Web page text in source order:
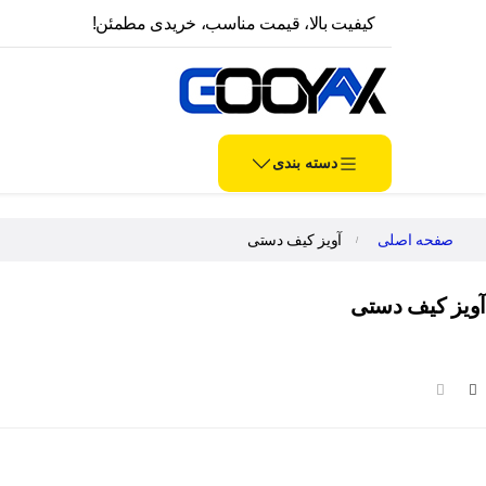
کیفیت بالا، قیمت مناسب، خریدی مطمئن!
دسته بندی
صفحه اصلی آویز کیف دستی
آویز کیف دستی